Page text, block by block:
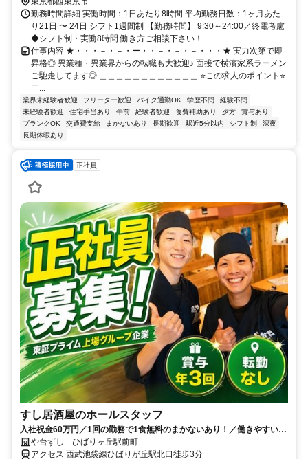
勤務時間詳細 実働時間：1日あたり8時間 平均勤務日数：1ヶ月あた
り21日 〜 24日 シフト1週間制 【勤務時間】 9:30～24:00／終電考慮
◆シフト制・実働8時間 働き方ご相談下さい！ ...
仕事内容 ★・・・－・－・ー・・－・－・－・・・★ 実力次第で即
昇格◎ 異業種・異業界からの転職も大歓迎♪ 面接で横濱家系ラーメン
ご馳走してます◎ ＿＿＿＿＿＿＿＿＿＿＿＿ ⭐この求人のポイント⭐
￣...
業界未経験者歓迎 フリーター歓迎 バイク通勤OK 学歴不問
経験不問
未経験者歓迎
住宅手当あり 午前 経験者歓迎 食費補助あり 夕方
賞与あり
ブランクOK
交通費支給 まかないあり 長期歓迎 駅近5分以内 シフト制
深夜
長期休暇あり
正社員
すし居酒屋のホールスタッフ
入社祝金60万円／1回の勤務で1食無料のまかないあり！／働きやすい環
境づくりに力を入れています◎
や台ずし ひばりヶ丘駅前町
アクセス 西武池袋線ひばりが丘駅北口徒歩3分